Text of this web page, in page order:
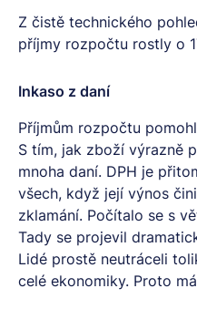
Z čistě technického
příjmy rozpočtu rostly o
Inkaso z daní
Příjmům rozpočtu
S tím, jak zboží výrazně
mnoha daní. DPH je
všech, když její výnos
zklamání. Počítalo se s
Tady se projevil
Lidé prostě neutráceli
celé ekonomiky. Proto